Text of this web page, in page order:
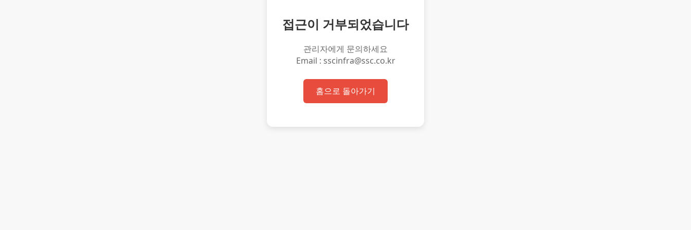
접근이 거부되었습니다
관리자에게 문의하세요
Email : sscinfra@ssc.co.kr
홈으로 돌아가기